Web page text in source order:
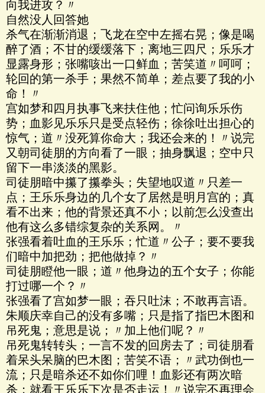
向我进攻？〃
自然没人回答她
杀气在渐渐消退；飞龙在空中左摇右晃；像是喝
醉了酒；不甘的缓缓落下；离地三四尺；乐乐才
显露身形；张嘴咳出一口鲜血；苦笑道〃呵呵；
轮回的第一杀手；果然不简单；差点要了我的小
命！〃
宫如梦和四月执事飞来扶住他；忙问询乐乐伤
势；血影见乐乐只是受点轻伤；徐徐吐出担心的
惊气；道〃没死算你命大；我还会来的！〃说完
又朝司徒朋的方向看了一眼；抽身飘退；空中只
留下一串淡淡的黑影。
司徒朋暗中攥了攥拳头；失望地叹道〃只差一
点；王乐乐身边的几个女了居然是明月宫的；真
看不出来；他的背景还真不小；以前怎么没查出
他有这么多错综复杂的关系网。〃
张强看着吐血的王乐乐；忙道〃公子；要不要我
们暗中加把劲；把他做掉？〃
司徒朋瞪他一眼；道〃他身边的五个女子；你能
打过哪一个？〃
张强看了宫如梦一眼；吞只吐沫；不敢再言语。
朱顺庆幸自己的没有多嘴；只是指了指巴木图和
吊死鬼；意思是说；〃加上他们呢？〃
吊死鬼转转头；一言不发的回房去了；司徒朋看
着呆头呆脑的巴木图；苦笑不语；〃武功倒也一
流；只是暗杀还不如你们哩！血影还有两次暗
杀；就看王乐乐下次是否走运！〃说完不再理会